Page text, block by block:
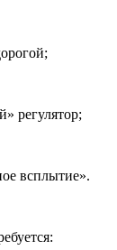
регулятор;
всплытие».